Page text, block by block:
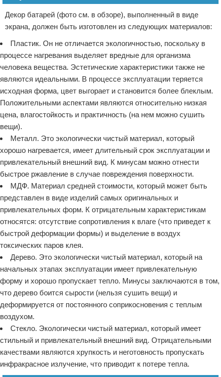
Декор батарей (фото см. в обзоре), выполненный в виде
экрана, должен быть изготовлен из следующих материалов:
Пластик. Он не отличается экологичностью, поскольку в
процессе нагревания выделяет вредные для организма
человека вещества. Эстетические характеристики также не
являются идеальными. В процессе эксплуатации теряется
исходная форма, цвет выгорает и становится более блеклым.
Положительными аспектами являются относительно низкая
цена, влагостойкость и практичность (на нем можно сушить
вещи).
Металл. Это экологически чистый материал, который
хорошо нагревается, имеет длительный срок эксплуатации и
привлекательный внешний вид. К минусам можно отнести
быстрое ржавление в случае повреждения поверхности.
МДФ. Материал средней стоимости, который может быть
представлен в виде изделий самых оригинальных и
привлекательных форм. К отрицательным характеристикам
относятся: отсутствие сопротивления к влаге (что приведет к
быстрой деформации формы) и выделение в воздух
токсических паров клея.
Дерево. Это экологически чистый материал, который на
начальных этапах эксплуатации имеет привлекательную
форму и хорошо пропускает тепло. Минусы заключаются в том,
что дерево боится сырости (нельзя сушить вещи) и
деформируется от постоянного соприкосновения с теплым
воздухом.
Стекло. Экологически чистый материал, который имеет
стильный и привлекательный внешний вид. Отрицательными
качествами являются хрупкость и неготовность пропускать
инфракрасное излучение, что приводит к потере тепла.